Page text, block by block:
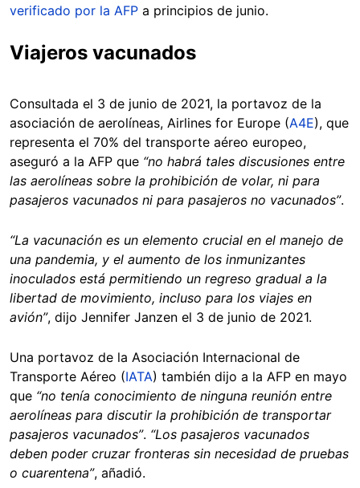
verificado por la AFP a principios de junio.
Viajeros vacunados
Consultada el 3 de junio de 2021, la portavoz de la
asociación de aerolíneas, Airlines for Europe (A4E), que
representa el 70% del transporte aéreo europeo,
aseguró a la AFP que “no habrá tales discusiones entre
las aerolíneas sobre la prohibición de volar, ni para
pasajeros vacunados ni para pasajeros no vacunados”.
“La vacunación es un elemento crucial en el manejo de
una pandemia, y el aumento de los inmunizantes
inoculados está permitiendo un regreso gradual a la
libertad de movimiento, incluso para los viajes en
avión”, dijo Jennifer Janzen el 3 de junio de 2021.
Una portavoz de la Asociación Internacional de
Transporte Aéreo (IATA) también dijo a la AFP en mayo
que “no tenía conocimiento de ninguna reunión entre
aerolíneas para discutir la prohibición de transportar
pasajeros vacunados”. “Los pasajeros vacunados
deben poder cruzar fronteras sin necesidad de pruebas
o cuarentena”, añadió.